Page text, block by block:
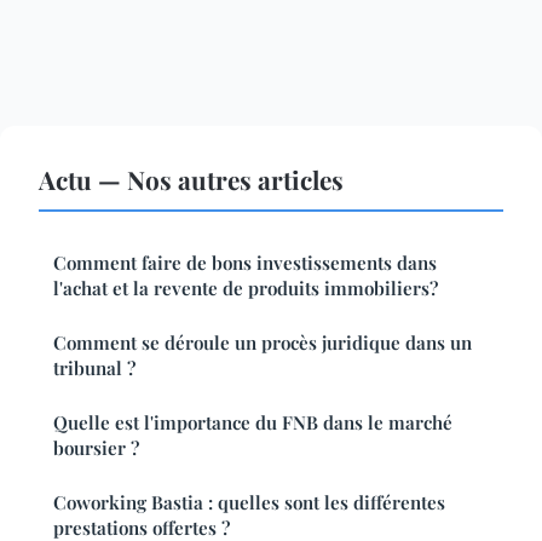
Actu — Nos autres articles
Comment faire de bons investissements dans
l'achat et la revente de produits immobiliers?
Comment se déroule un procès juridique dans un
tribunal ?
Quelle est l'importance du FNB dans le marché
boursier ?
Coworking Bastia : quelles sont les différentes
prestations offertes ?